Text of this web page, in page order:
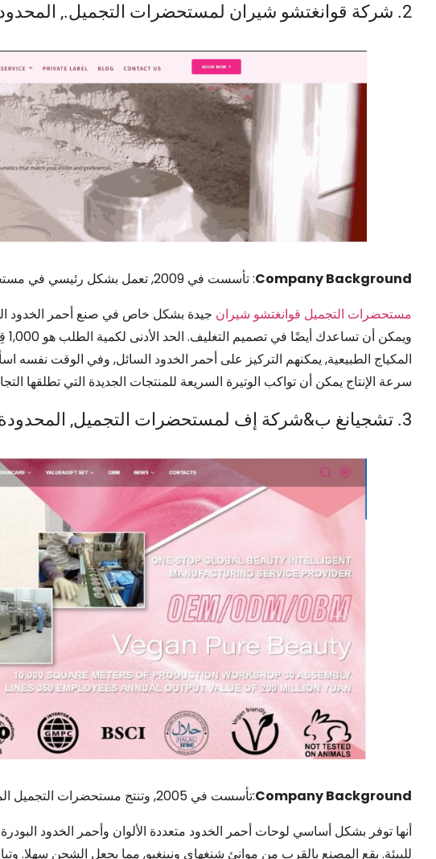
2. شركة قوانغتشو شيران لمستحضرات التجميل., المحدودة.
Company Background: تأسست في 2009, تعمل بشكل رئيسي في مستحضرات التجميل OEM.
مستحضرات التجميل قوانغتشو شيران جيدة بشكل خاص في صنع أحمر الخدود
المكياج الطبيعية, يمكنهم التركيز على أحمر الخدود السائل, وفي الوقت نفسه
سرعة الإنتاج يمكن أن تواكب الوتيرة السريعة للمنتجات الجديدة التي تطلقها
3. تشجيانغ ب&شركة إف لمستحضرات التجميل, المحدودة.
Company Background:تأسست في 2005, وتنتج مستحضرات التجميل المختلفة, بما في ذلك استحى.
أنها توفر بشكل أساسي لوحات أحمر الخدود متعددة الألوان وأحمر الخدود
للبيئة. يقع المصنع بالقرب من موانئ شنغهاي ونينغبو, مما يجعل الشحن سهلا.